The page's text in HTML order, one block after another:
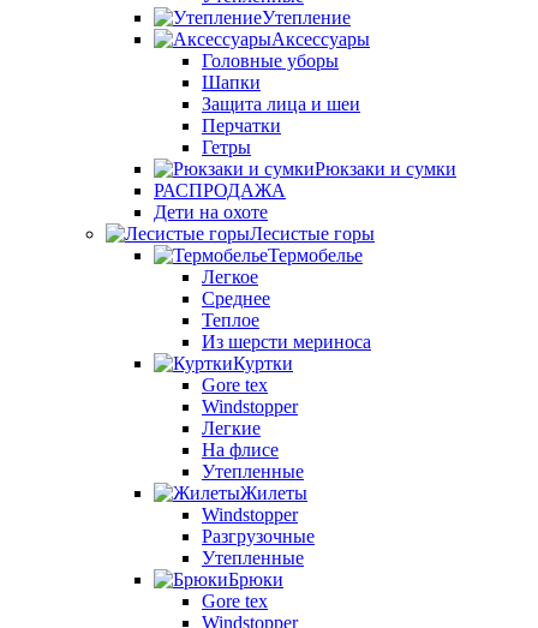
Утепление
Аксессуары
Головные уборы
Шапки
Защита лица и шеи
Перчатки
Гетры
Рюкзаки и сумки
РАСПРОДАЖА
Дети на охоте
Лесистые горы
Термобелье
Легкое
Среднее
Теплое
Из шерсти мериноса
Куртки
Gore tex
Windstopper
Легкие
На флисе
Утепленные
Жилеты
Windstopper
Разгрузочные
Утепленные
Брюки
Gore tex
Windstopper